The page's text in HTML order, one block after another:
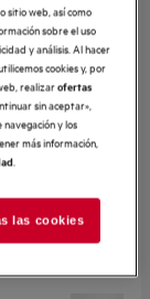
sitio web, así como
sobre el uso
y análisis. Al hacer
cookies y, por
realizarofertas
sin aceptar»,
y los
más información,
.
las cookies